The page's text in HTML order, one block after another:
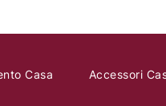
Casa Accessori